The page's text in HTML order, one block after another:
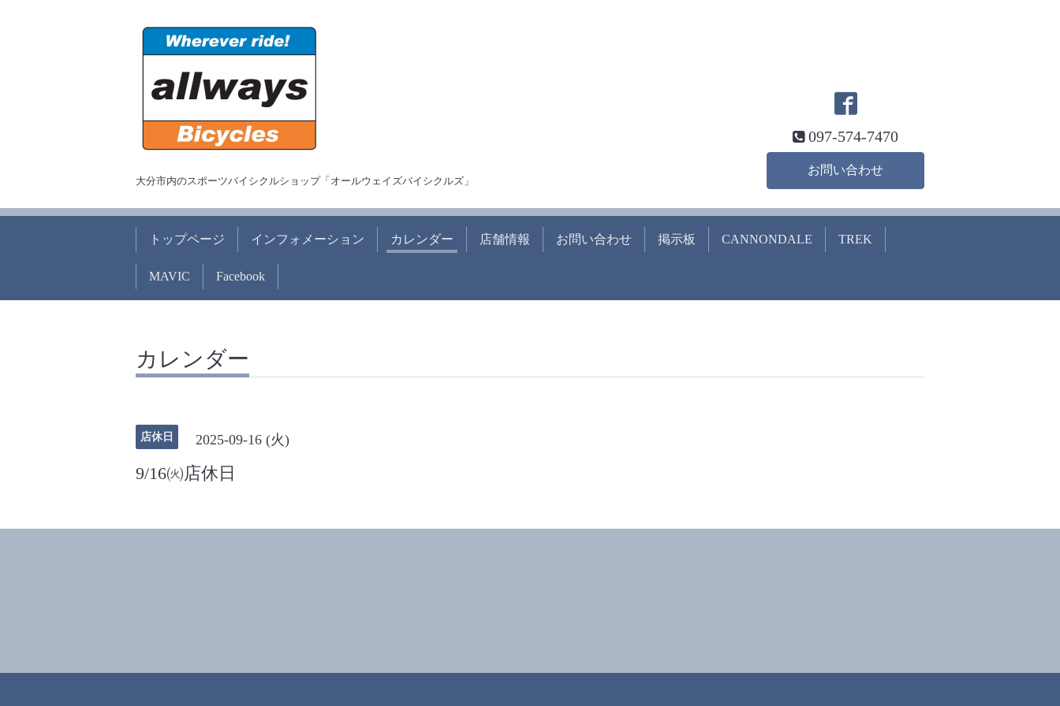
大分市内のスポーツバイシクルショップ「オールウェイズバイシクルズ」
097-574-7470
お問い合わせ
トップページ インフォメーション カレンダー 店舗情報 お問い合わせ 掲示板 CANNONDALE TREK
MAVIC Facebook
カレンダー
店休日 2025-09-16 (火)
9/16㈫店休日